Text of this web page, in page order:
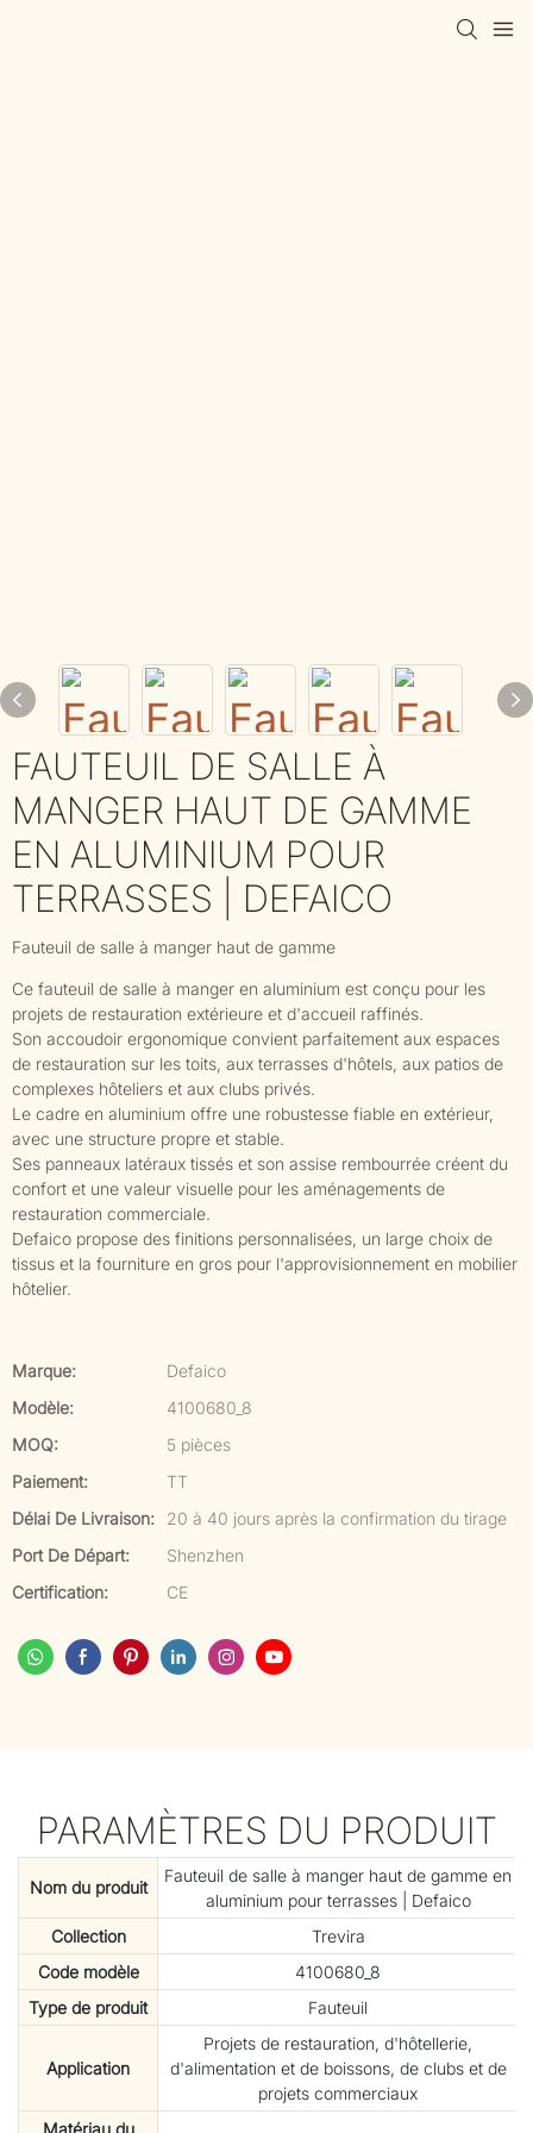
FAUTEUIL DE SALLE À
MANGER HAUT DE GAMME
EN ALUMINIUM POUR
TERRASSES | DEFAICO
Fauteuil de salle à manger haut de gamme
Ce fauteuil de salle à manger en aluminium est conçu pour les
projets de restauration extérieure et d'accueil raffinés.
Son accoudoir ergonomique convient parfaitement aux espaces
de restauration sur les toits, aux terrasses d'hôtels, aux patios de
complexes hôteliers et aux clubs privés.
Le cadre en aluminium offre une robustesse fiable en extérieur,
avec une structure propre et stable.
Ses panneaux latéraux tissés et son assise rembourrée créent du
confort et une valeur visuelle pour les aménagements de
restauration commerciale.
Defaico propose des finitions personnalisées, un large choix de
tissus et la fourniture en gros pour l'approvisionnement en mobilier
hôtelier.
Marque:
Defaico
Modèle:
4100680_8
MOQ:
5 pièces
Paiement:
TT
Délai De Livraison:
20 à 40 jours après la confirmation du tirage
Port De Départ:
Shenzhen
Certification:
CE
PARAMÈTRES DU PRODUIT
Nom du produit
Fauteuil de salle à manger haut de gamme en
aluminium pour terrasses | Defaico
Collection
Trevira
Code modèle
4100680_8
Type de produit
Fauteuil
Application
Projets de restauration, d'hôtellerie,
d'alimentation et de boissons, de clubs et de
projets commerciaux